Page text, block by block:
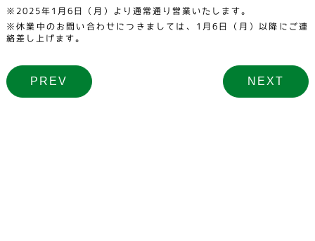
※2025年1月6日（月）より通常通り営業いたします。
※休業中のお問い合わせにつきましては、1月6日（月）以降にご連
絡差し上げます。
PREV NEXT